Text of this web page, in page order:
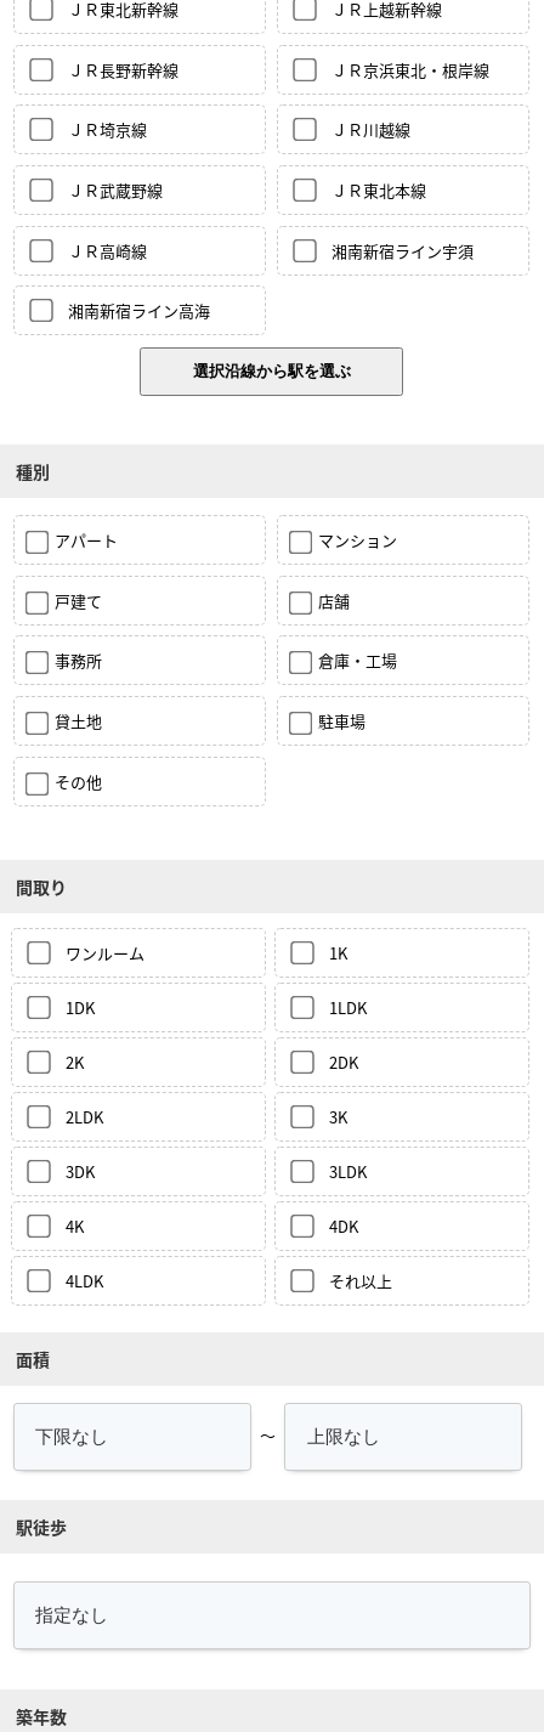
ＪＲ東北新幹線 ＪＲ上越新幹線
ＪＲ長野新幹線 ＪＲ京浜東北・根岸線
ＪＲ埼京線 ＪＲ川越線
ＪＲ武蔵野線 ＪＲ東北本線
ＪＲ高崎線 湘南新宿ライン宇須
湘南新宿ライン高海
種別
アパート マンション
戸建て 店舗
事務所 倉庫・工場
貸土地 駐車場
その他
間取り
ワンルーム 1K
1DK 1LDK
2K 2DK
2LDK 3K
3DK 3LDK
4K 4DK
4LDK それ以上
面積
～
駅徒歩
築年数